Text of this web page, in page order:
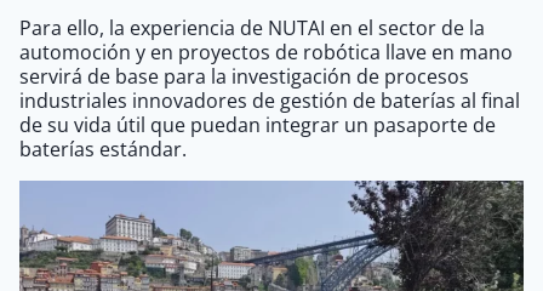
Para ello, la experiencia de NUTAI en el sector de la
automoción y en proyectos de robótica llave en mano
servirá de base para la investigación de procesos
industriales innovadores de gestión de baterías al final
de su vida útil que puedan integrar un pasaporte de
baterías estándar.